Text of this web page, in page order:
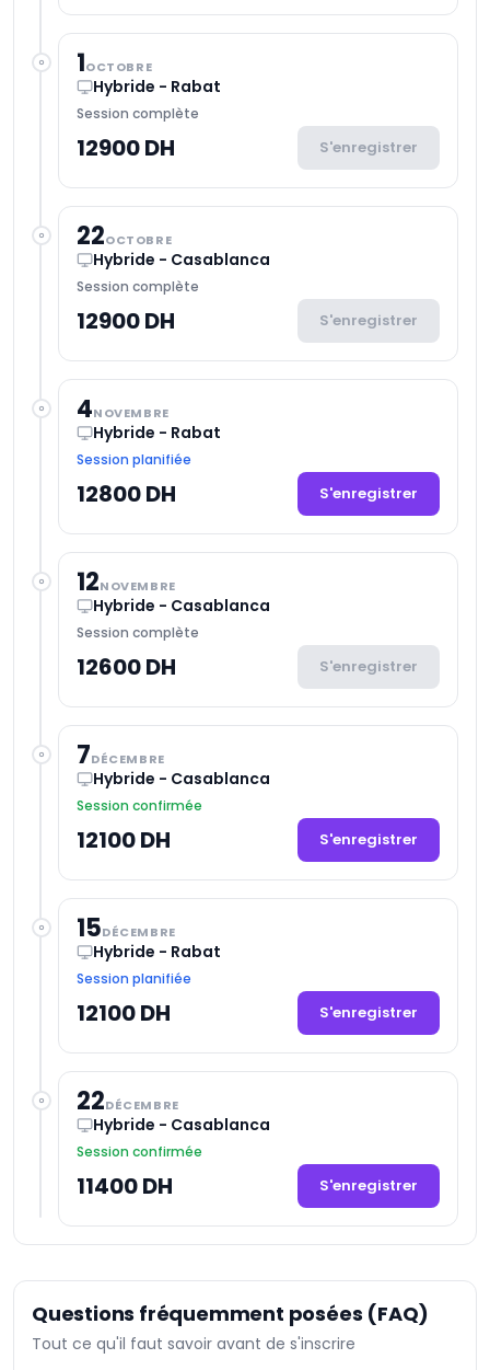
1OCTOBRE
Hybride - Rabat
Session complète
12900 DH S'enregistrer
22OCTOBRE
Hybride - Casablanca
Session complète
12900 DH S'enregistrer
4NOVEMBRE
Hybride - Rabat
Session planifiée
12800 DH S'enregistrer
12NOVEMBRE
Hybride - Casablanca
Session complète
12600 DH S'enregistrer
7DÉCEMBRE
Hybride - Casablanca
Session confirmée
12100 DH S'enregistrer
15DÉCEMBRE
Hybride - Rabat
Session planifiée
12100 DH S'enregistrer
22DÉCEMBRE
Hybride - Casablanca
Session confirmée
11400 DH S'enregistrer
Questions fréquemment posées (FAQ)
Tout ce qu'il faut savoir avant de s'inscrire